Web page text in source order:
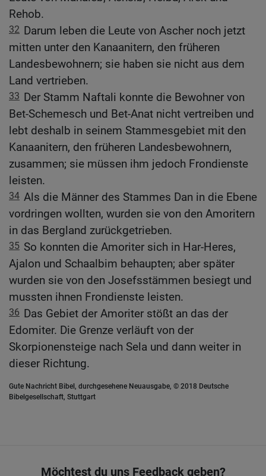
Rehob.
32 Darum leben die Leute von Ascher noch jetzt
mitten unter den Kanaanitern, den früheren
Landesbewohnern; sie haben sie nicht aus dem
Land vertrieben.
33 Der Stamm Naftali konnte die Bewohner von
Bet-Schemesch und Bet-Anat nicht vertreiben und
lebt deshalb in seinem Stammesgebiet mit den
Kanaanitern, den früheren Landesbewohnern,
zusammen; sie müssen ihm jedoch Frondienste
leisten.
34 Als die Männer des Stammes Dan in die Ebene
vordringen wollten, wurden sie von den Amoritern
in das Bergland zurückgetrieben.
35 So konnten die Amoriter sich in Har-Heres,
Ajalon und Schaalbim behaupten; aber später
wurden sie von den Josefsstämmen besiegt und
mussten ihnen Frondienste leisten.
36 Das Gebiet der Amoriter stößt an das der
Edomiter. Die Grenze verläuft von der
Skorpionensteige nach Sela und dann weiter in
dieser Richtung.
Gute Nachricht Bibel, durchgesehene Neuausgabe, © 2018 Deutsche
Bibelgesellschaft, Stuttgart
Möchtest du uns Feedback geben?